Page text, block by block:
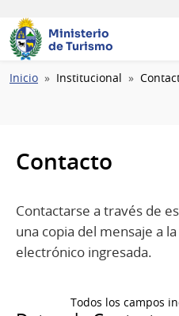
Ministerio
de Turismo
Ruta
Inicio Institucional
Contacto
Contactarse a través de
una copia del mensaje a
electrónico ingresada.
Todos los campos